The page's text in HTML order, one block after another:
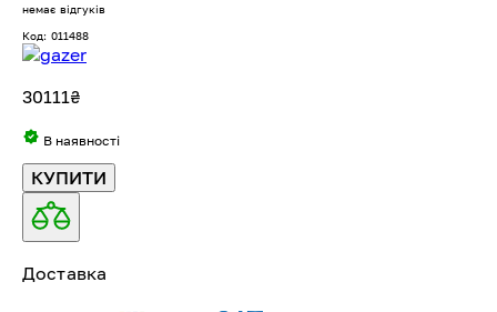
немає відгуків
Код: 011488
30111₴
В наявності
КУПИТИ
Доставка